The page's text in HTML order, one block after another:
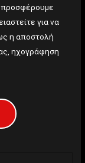
προσφέρουμε
για να
η αποστολή
ηχογράφηση